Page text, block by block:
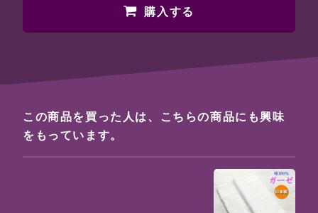
購入する
この商品を買った人は、こちらの商品にも興味
をもっています。